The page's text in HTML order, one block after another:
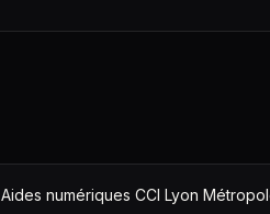
Aides numériques CCI Lyon